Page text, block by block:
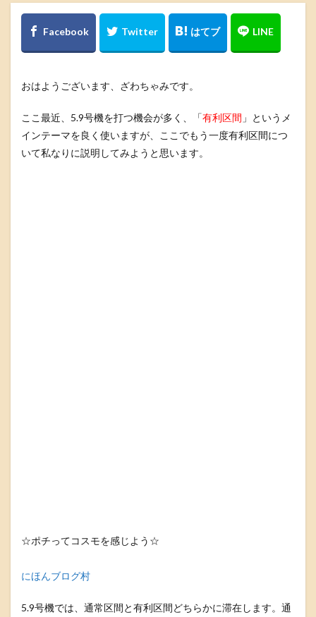
おはようございます、ざわちゃみです。
ここ最近、5.9号機を打つ機会が多く、「有利区間 」というメ
インテーマを良く使いますが、ここでもう一度有利区間につ
いて私なりに説明してみようと思います。
☆ポチってコスモを感じよう☆
にほんブログ村
5.9号機では、通常区間と有利区間どちらかに滞在します。通